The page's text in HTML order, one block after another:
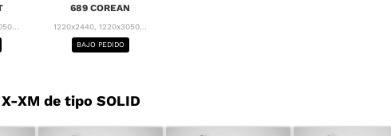
689 COREAN
1220x2440, 1220x3050...
BAJO PEDIDO
XM de tipo SOLID